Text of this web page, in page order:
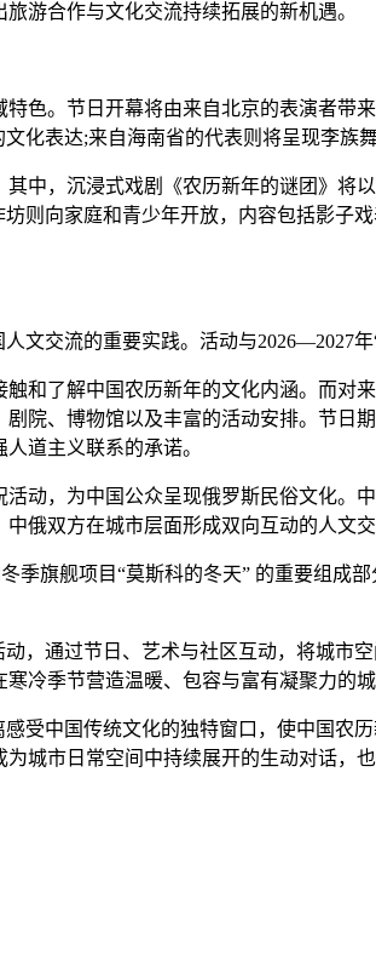
游合作与文化交流持续拓展的新机遇。
。节日开幕将由来自北京的表演者带
化表达;来自海南省的代表则将呈现李族
，沉浸式戏剧《农历新年的谜团》将
则向家庭和青少年开放，内容包括影
交流的重要实践。活动与2026—2027年
了解中国农历新年的文化内涵。而对
院、博物馆以及丰富的活动安排。节
道主义联系的承诺。
，为中国公众呈现俄罗斯民俗文化。
俄双方在城市层面形成双向互动的人文
旗舰项目“莫斯科的冬天” 的重要组成
通过节日、艺术与社区互动，将城市
冷季节营造温暖、包容与富有凝聚力的城
中国传统文化的独特窗口，使中国农
城市日常空间中持续展开的生动对话，